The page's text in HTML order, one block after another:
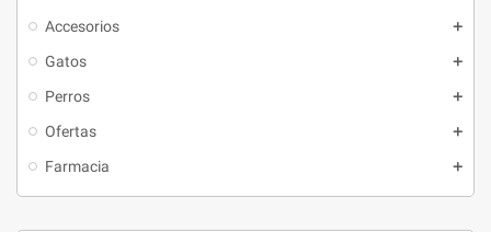
Accesorios
Gatos
Perros
Ofertas
Farmacia